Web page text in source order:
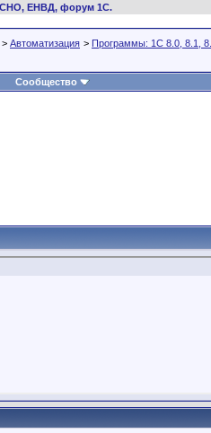
ЕНВД, форум 1С.
> Автоматизация > Программы: 1C 8.0, 8.1,
Сообщество